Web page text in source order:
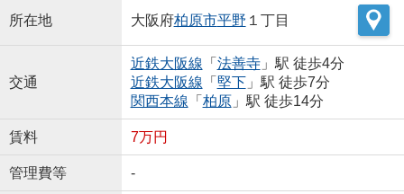
所在地 大阪府柏原市平野 １丁目
交通
近鉄大阪線 「 法善寺」駅 徒歩4分
近鉄大阪線 「 堅下」駅 徒歩7分
関西本線 「 柏原」駅 徒歩14分
賃料 7万円
管理費等 -